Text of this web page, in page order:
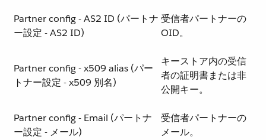
Partner config - AS2 ID (パートナ
ー設定 - AS2 ID)
受信者パートナーの
OID。
Partner config - x509 alias (パー
トナー設定 - x509 別名)
キーストア内の受信
者の証明書または非
公開キー。
Partner config - Email (パートナ
ー設定 - メール)
受信者パートナーの
メール。